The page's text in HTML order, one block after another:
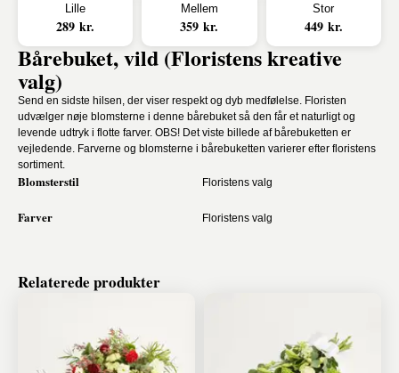
Lille
289 kr.
Mellem
359 kr.
Stor
449 kr.
Bårebuket, vild (Floristens kreative
valg)
Send en sidste hilsen, der viser respekt og dyb medfølelse. Floristen
udvælger nøje blomsterne i denne bårebuket så den får et naturligt og
levende udtryk i flotte farver. OBS! Det viste billede af bårebuketten er
vejledende. Farverne og blomsterne i bårebuketten varierer efter floristens
sortiment.
Blomsterstil Floristens valg
Farver Floristens valg
Relaterede produkter